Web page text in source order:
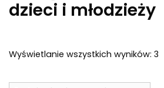
dzieci i młodzieży
Wyświetlanie wszystkich wyników: 3